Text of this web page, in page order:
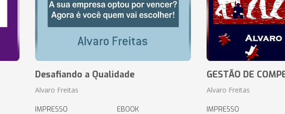
Desafiando a Qualidade
Alvaro Freitas
IMPRESSO EBOOK
GESTÃO DE
Alvaro Freitas
IMPRESSO